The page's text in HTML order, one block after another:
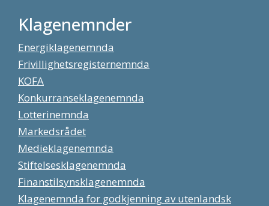
Klagenemnder
Energiklagenemnda
Frivillighetsregisternemnda
KOFA
Konkurranseklagenemnda
Lotterinemnda
Markedsrådet
Medieklagenemnda
Stiftelsesklagenemnda
Finanstilsynsklagenemnda
Klagenemnda for godkjenning av utenlandsk